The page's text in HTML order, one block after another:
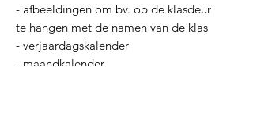
- afbeeldingen om bv. op de klasdeur
te hangen met de namen van de klas
- verjaardagskalender
- maandkalender